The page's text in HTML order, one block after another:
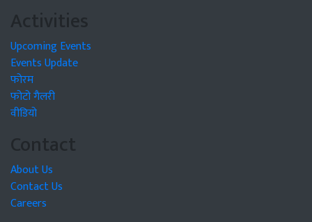
Activities
Upcoming Events
Events Update
फोरम
फोटो गैलरी
वीडियो
Contact
About Us
Contact Us
Careers